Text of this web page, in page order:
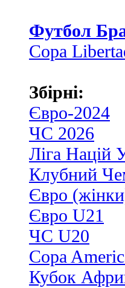
Футбол
Copa
Збірні:
Євро-2024
ЧС 2026
Ліга
Клубний
Євро
Євро U21
ЧС U20
Copa
Кубок